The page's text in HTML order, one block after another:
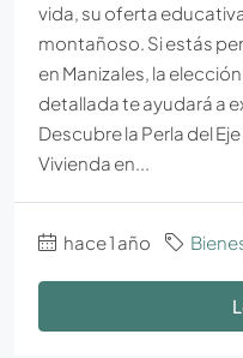
vida, su oferta
montañoso. Si estás
en Manizales, la
detallada te ayudará a
Descubre la Perla del
Vivienda en...
hace 1 año